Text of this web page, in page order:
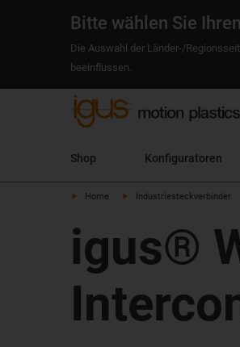
Bitte wählen Sie
Die Auswahl der Länder-/
beeinflussen.
Shop Konfiguratoren
Home Industriesteckverbinder
igus®